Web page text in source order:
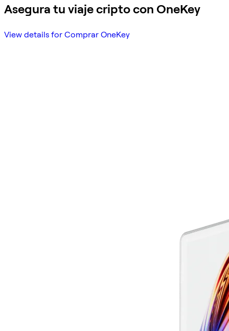
Asegura tu viaje cripto con OneKey
View details for Comprar OneKey